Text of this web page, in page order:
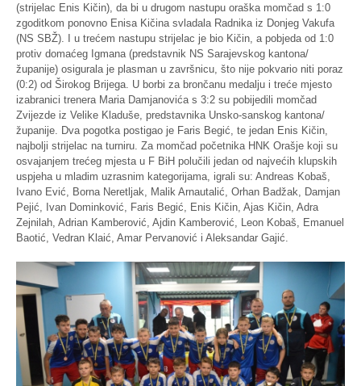
(strijelac Enis Kičin), da bi u drugom nastupu oraška momčad s 1:0
zgoditkom ponovno Enisa Kičina svladala Radnika iz Donjeg Vakufa
(NS SBŽ). I u trećem nastupu strijelac je bio Kičin, a pobjeda od 1:0
protiv domaćeg Igmana (predstavnik NS Sarajevskog kantona/
županije) osigurala je plasman u završnicu, što nije pokvario niti poraz
(0:2) od Širokog Brijega. U borbi za brončanu medalju i treće mjesto
izabranici trenera Maria Damjanovića s 3:2 su pobijedili momčad
Zvijezde iz Velike Kladuše, predstavnika Unsko-sanskog kantona/
županije. Dva pogotka postigao je Faris Begić, te jedan Enis Kičin,
najbolji strijelac na turniru. Za momčad početnika HNK Orašje koji su
osvajanjem trećeg mjesta u F BiH polučili jedan od najvećih klupskih
uspjeha u mladim uzrasnim kategorijama, igrali su: Andreas Kobaš,
Ivano Ević, Borna Neretljak, Malik Arnautalić, Orhan Badžak, Damjan
Pejić, Ivan Dominković, Faris Begić, Enis Kičin, Ajas Kičin, Adra
Zejnilah, Adrian Kamberović, Ajdin Kamberović, Leon Kobaš, Emanuel
Baotić, Vedran Klaić, Amar Pervanović i Aleksandar Gajić.